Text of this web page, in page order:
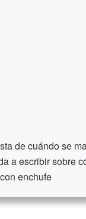
de cuándo se
a escribir sobre
enchufe